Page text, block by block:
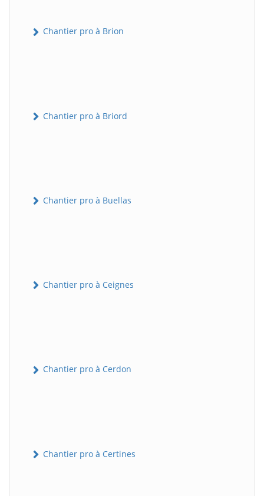
Chantier pro à Brion
Chantier pro à Briord
Chantier pro à Buellas
Chantier pro à Ceignes
Chantier pro à Cerdon
Chantier pro à Certines